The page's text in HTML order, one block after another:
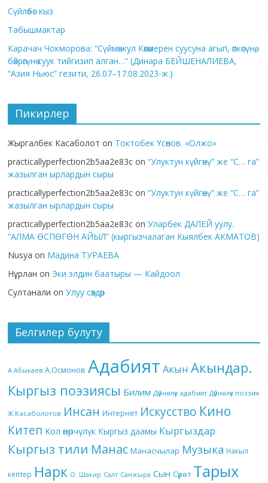
Сүйлөбөс кыз
Табышмактар
Карачач Чокморова: “Сүймөнкул Көкөмерен суусуна агып, өпкөсүнө,
бөйрөгүнө суук тийгизип алган…” (Динара БЕЙШЕНАЛИЕВА,
“Азия Ньюс” гезити, 26.07–17.08.2023-ж.)
Пикирлер
Жыргалбек Касаболот on Токтобек Үсөнов. «Олжо»
practicallyperfection2b5aa2e83c on“Улуктун күйгөнү” же “С… га”
жазылган ырлардын сыры
practicallyperfection2b5aa2e83c on“Улуктун күйгөнү” же “С… га”
жазылган ырлардын сыры
practicallyperfection2b5aa2e83c onУларбек ДАЛЕЙ уулу.
“АЛМА ӨСПӨГӨН АЙЫЛ” (кыргызчалаган Кыялбек АКМАТОВ)
Nusya on Мадина ТУРАЕВА
Нұрлан on Эки элдин баатыры — Кайдоол
Султанали onУлуу сөздөр
Белгилер булуту
А.Абыкаев А.Осмонов Адабият Акын Акындар.
Кыргыз поэзиясы Билим Дүйнөлүк адабият Дүйнөлүк поэзия
Ж.Касаболотов Инсан Интернет Искусство Кино
Китеп Кол өнөрчүлүк Кыргыз даамы Кыргыздар
Кыргыз тили Манас Манасчылар Музыка Накыл
кептер Нарк О. Шакир Салт Санжыра Сын Сүрөт Тарых